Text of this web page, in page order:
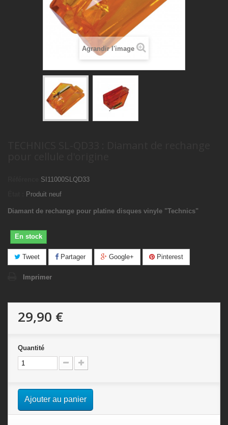
Agrandir l'image
SI11000SLQD33
Produit neuf
Diamant de rechange pour platine disques vinyle "Technics"
En stock
Tweet Partager Google+ Pinterest
Imprimer
29,90 €
Quantité
Ajouter au panier